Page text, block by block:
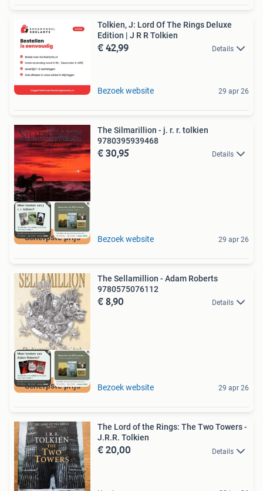
Tolkien, J: Lord Of The Rings Deluxe
Edition | J R R Tolkien
€ 42,99 Details
Bezoek website 29 apr 26
Scherpste prijs
The Silmarillion - j. r. r. tolkien
9780395939468
€ 30,95 Details
Bezoek website 29 apr 26
Scherpste prijs
The Sellamillion - Adam Roberts
9780575076112
€ 8,90 Details
Bezoek website 29 apr 26
The Lord of the Rings: The Two Towers -
J.R.R. Tolkien
€ 20,00 Details